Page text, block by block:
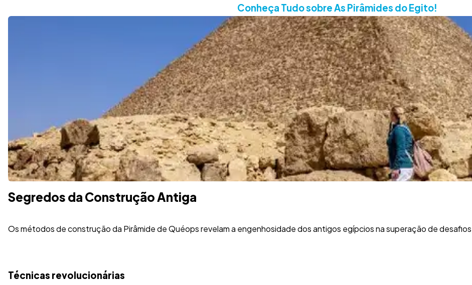
Conheça Tudo sobre As Pirâmides do Egito!
Segredos da Construção Antiga
Os métodos de construção da Pirâmide de Quéops revelam a engenhosidade dos antigos egípcios na superação de
Técnicas revolucionárias